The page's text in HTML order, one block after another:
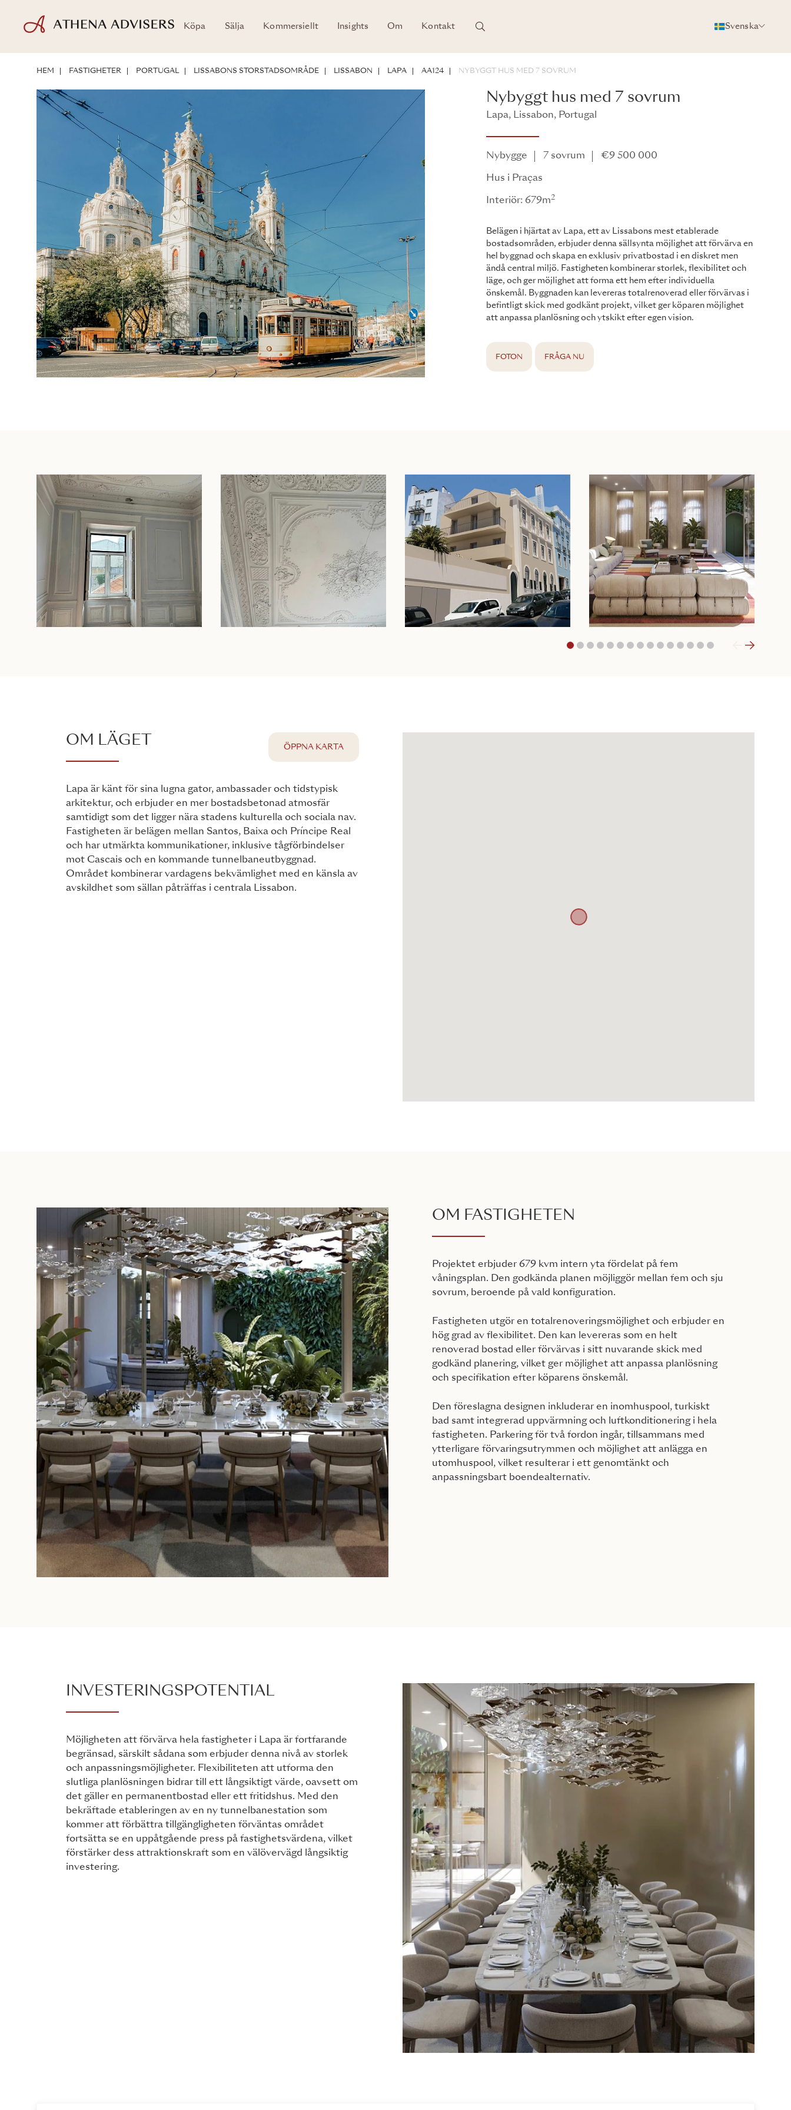
Köpa Sälja Kommersiellt Insights Om Kontakt Svenska
HEM FASTIGHETER PORTUGAL LISSABONS STORSTADSOMRÅDE LISSABON LAPA AA124 NYBYGGT HUS MED 7 SOVRUM
Nybyggt hus med 7 sovrum
Lapa, Lissabon, Portugal
Nybygge 7 sovrum €9 500 000
Hus i Praças
Interiör: 679m2
Belägen i hjärtat av Lapa, ett av Lissabons mest etablerade
bostadsområden, erbjuder denna sällsynta möjlighet att förvärva en
hel byggnad och skapa en exklusiv privatbostad i en diskret men
ändå central miljö. Fastigheten kombinerar storlek, flexibilitet och
läge, och ger möjlighet att forma ett hem efter individuella
önskemål. Byggnaden kan levereras totalrenoverad eller förvärvas i
befintligt skick med godkänt projekt, vilket ger köparen möjlighet
att anpassa planlösning och ytskikt efter egen vision.
FOTON FRÅGA NU
1 2 3 4 5 6 7 8 9 1011 12 15
OM LÄGET
Lapa är känt för sina lugna gator, ambassader och tidstypisk
arkitektur, och erbjuder en mer bostadsbetonad atmosfär
samtidigt som det ligger nära stadens kulturella och sociala nav.
Fastigheten är belägen mellan Santos, Baixa och Príncipe Real
och har utmärkta kommunikationer, inklusive tågförbindelser
mot Cascais och en kommande tunnelbaneutbyggnad.
Området kombinerar vardagens bekvämlighet med en känsla av
avskildhet som sällan påträffas i centrala Lissabon.
ÖPPNA KARTA
OM FASTIGHETEN
Projektet erbjuder 679 kvm intern yta fördelat på fem
våningsplan. Den godkända planen möjliggör mellan fem och sju
sovrum, beroende på vald konfiguration.
Fastigheten utgör en totalrenoveringsmöjlighet och erbjuder en
hög grad av flexibilitet. Den kan levereras som en helt
renoverad bostad eller förvärvas i sitt nuvarande skick med
godkänd planering, vilket ger möjlighet att anpassa planlösning
och specifikation efter köparens önskemål.
Den föreslagna designen inkluderar en inomhuspool, turkiskt
bad samt integrerad uppvärmning och luftkonditionering i hela
fastigheten. Parkering för två fordon ingår, tillsammans med
ytterligare förvaringsutrymmen och möjlighet att anlägga en
utomhuspool, vilket resulterar i ett genomtänkt och
anpassningsbart boendealternativ.
INVESTERINGSPOTENTIAL
Möjligheten att förvärva hela fastigheter i Lapa är fortfarande
begränsad, särskilt sådana som erbjuder denna nivå av storlek
och anpassningsmöjligheter. Flexibiliteten att utforma den
slutliga planlösningen bidrar till ett långsiktigt värde, oavsett om
det gäller en permanentbostad eller ett fritidshus. Med den
bekräftade etableringen av en ny tunnelbanestation som
kommer att förbättra tillgängligheten förväntas området
fortsätta se en uppåtgående press på fastighetsvärdena, vilket
förstärker dess attraktionskraft som en välövervägd långsiktig
investering.